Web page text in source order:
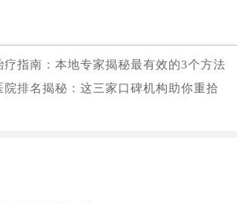
疗指南：本地专家揭秘最有效的3个方法
院排名揭秘：这三家口碑机构助你重拾